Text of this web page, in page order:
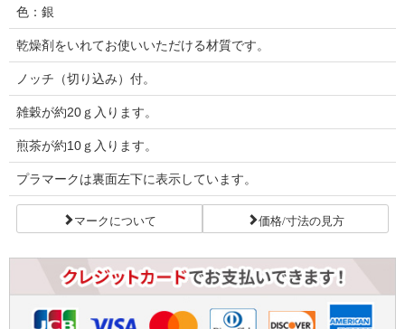
色：銀
乾燥剤をいれてお使いいただける材質です。
ノッチ（切り込み）付。
雑穀が約20ｇ入ります。
煎茶が約10ｇ入ります。
プラマークは裏面左下に表示しています。
マークについて 価格/寸法の見方